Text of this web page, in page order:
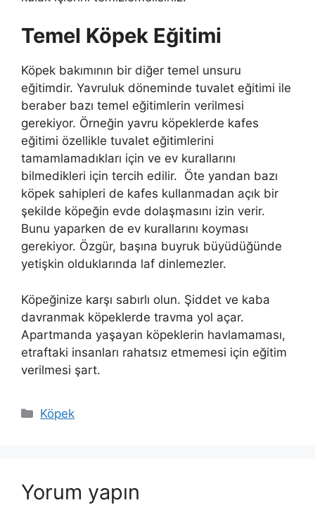
Temel Köpek Eğitimi
Köpek bakımının bir diğer temel unsuru
eğitimdir. Yavruluk döneminde tuvalet eğitimi ile
beraber bazı temel eğitimlerin verilmesi
gerekiyor. Örneğin yavru köpeklerde kafes
eğitimi özellikle tuvalet eğitimlerini
tamamlamadıkları için ve ev kurallarını
bilmedikleri için tercih edilir. Öte yandan bazı
köpek sahipleri de kafes kullanmadan açık bir
şekilde köpeğin evde dolaşmasını izin verir.
Bunu yaparken de ev kurallarını koyması
gerekiyor. Özgür, başına buyruk büyüdüğünde
yetişkin olduklarında laf dinlemezler.
Köpeğinize karşı sabırlı olun. Şiddet ve kaba
davranmak köpeklerde travma yol açar.
Apartmanda yaşayan köpeklerin havlamaması,
etraftaki insanları rahatsız etmemesi için eğitim
verilmesi şart.
Kategoriler
Köpek
Yorum yapın